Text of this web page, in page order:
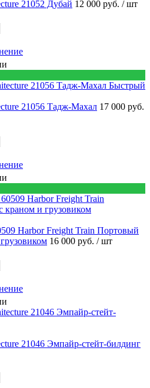
21052 Дубай 12 000 руб. / шт
Быстрый
21056 Тадж-Махал 17 000 руб.
Harbor Freight Train Портовый
16 000 руб. / шт
21046 Эмпайр-стейт-билдинг